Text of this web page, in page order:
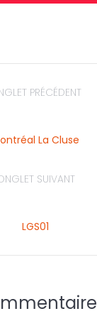
PRÉCÉDENT
La Cluse
SUIVANT
LGS01